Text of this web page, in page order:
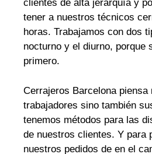
clientes de alta jerarquía y
tener a nuestros técnicos
horas. Trabajamos con dos
nocturno y el diurno, porque
primero.
Cerrajeros Barcelona piensa
trabajadores sino también
tenemos métodos para las
de nuestros clientes. Y para
nuestros pedidos de en el